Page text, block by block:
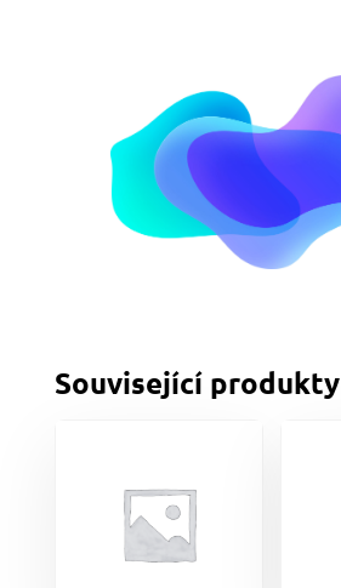
Související produkty